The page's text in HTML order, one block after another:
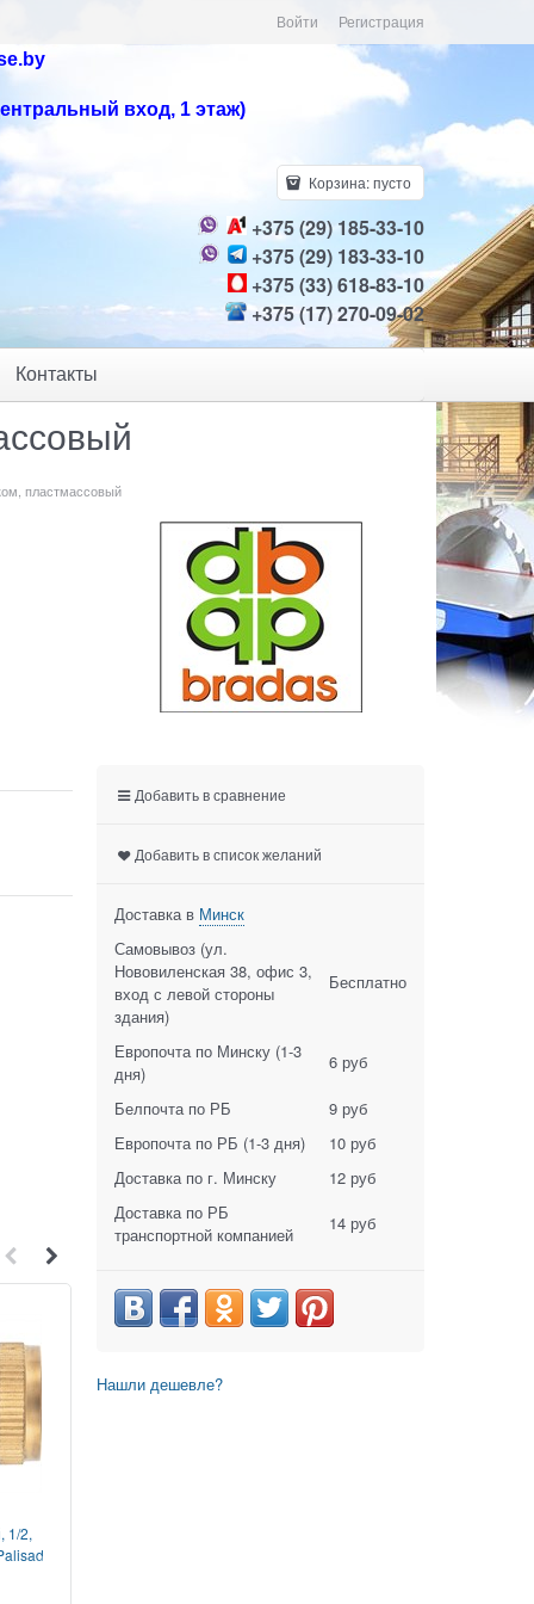
Войти
Регистрация
вход, 1 этаж)
Корзина:пусто
+375 (29) 185-33-10
+375 (29) 183-33-10
+375 (33) 618-83-10
+375 (17) 270-09-02
Контакты
пластмассовый
1/2,
Добавить в сравнение
Добавить в список желаний
Доставка в Минск
Самовывоз (ул.
Нововиленская 38, офис 3,
вход с левой стороны
здания)
Бесплатно
Европочта по Минску (1-3
дня)
6 руб
Белпочта по РБ
9 руб
Европочта по РБ (1-3 дня)
10 руб
Доставка по г. Минску
12 руб
Доставка по РБ
транспортной компанией
14 руб
Нашли дешевле?